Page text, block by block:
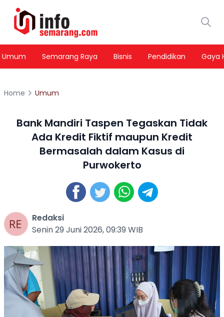
Umum Semarang Raya Bisnis Pendidikan Gaya
Home Umum
Bank Mandiri Taspen Tegaskan Tidak
Ada Kredit Fiktif maupun Kredit
Bermasalah dalam Kasus di
Purwokerto
Redaksi
Senin 29 Juni 2026, 09:39 WIB